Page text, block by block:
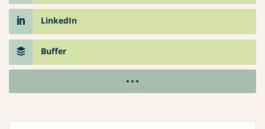
LinkedIn
Buffer